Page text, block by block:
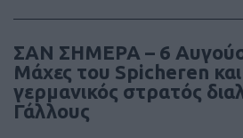
ΣΑΝ ΣΗΜΕΡΑ – 6
Μάχες του Spicheren
γερμανικός στρατός
Γάλλους